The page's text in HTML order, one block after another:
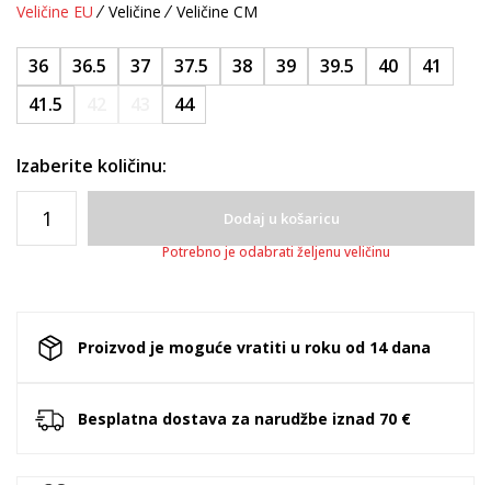
Veličine EU Veličine Veličine CM
36 36.5 37 37.5 38 39 39.5 40
41
41.5
44
Izaberite količinu:
Dodaj u košaricu
Potrebno je odabrati željenu veličinu
Proizvod je moguće vratiti u roku od 14 dana
Besplatna dostava za narudžbe iznad 70 €